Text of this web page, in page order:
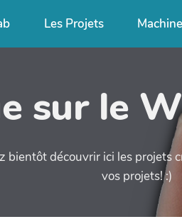
Les Projets
sur le
bientôt découvrir ici les projets
vos projets! :)